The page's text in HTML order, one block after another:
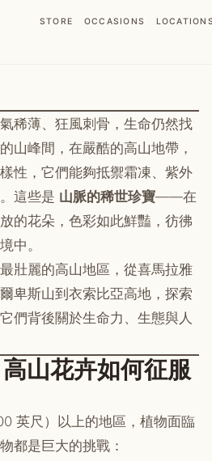
STORE OCCASIONS
稀薄、狂風刺骨，生命仍然找
山峰間，在嚴酷的高山地帶，
性，它們能夠抵禦霜凍、紫外
這些是 山脈的稀世珍寶——在
的花朵，色彩如此鮮豔，彷彿
中。
壯麗的高山地區，從喜馬拉雅
卑斯山到衣索比亞高地，探索
們背後關於生命力、生態與人
山花卉如何征服
英尺）以上的地區，植物面臨
都是巨大的挑戰：